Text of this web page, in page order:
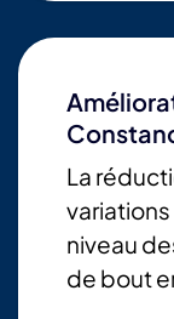
La
niveau
de bout